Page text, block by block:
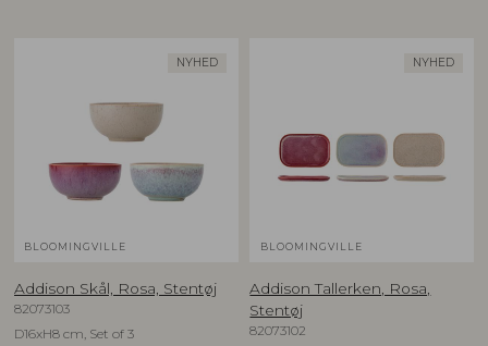
NYHED
BLOOMINGVILLE
Addison Skål, Rosa, Stentøj
82073103
D16xH8 cm, Set of 3
NYHED
BLOOMINGVILLE
Addison Tallerken, Rosa,
Stentøj
82073102